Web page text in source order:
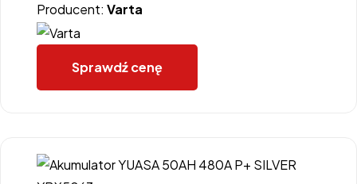
Producent: Varta
Sprawdź cenę